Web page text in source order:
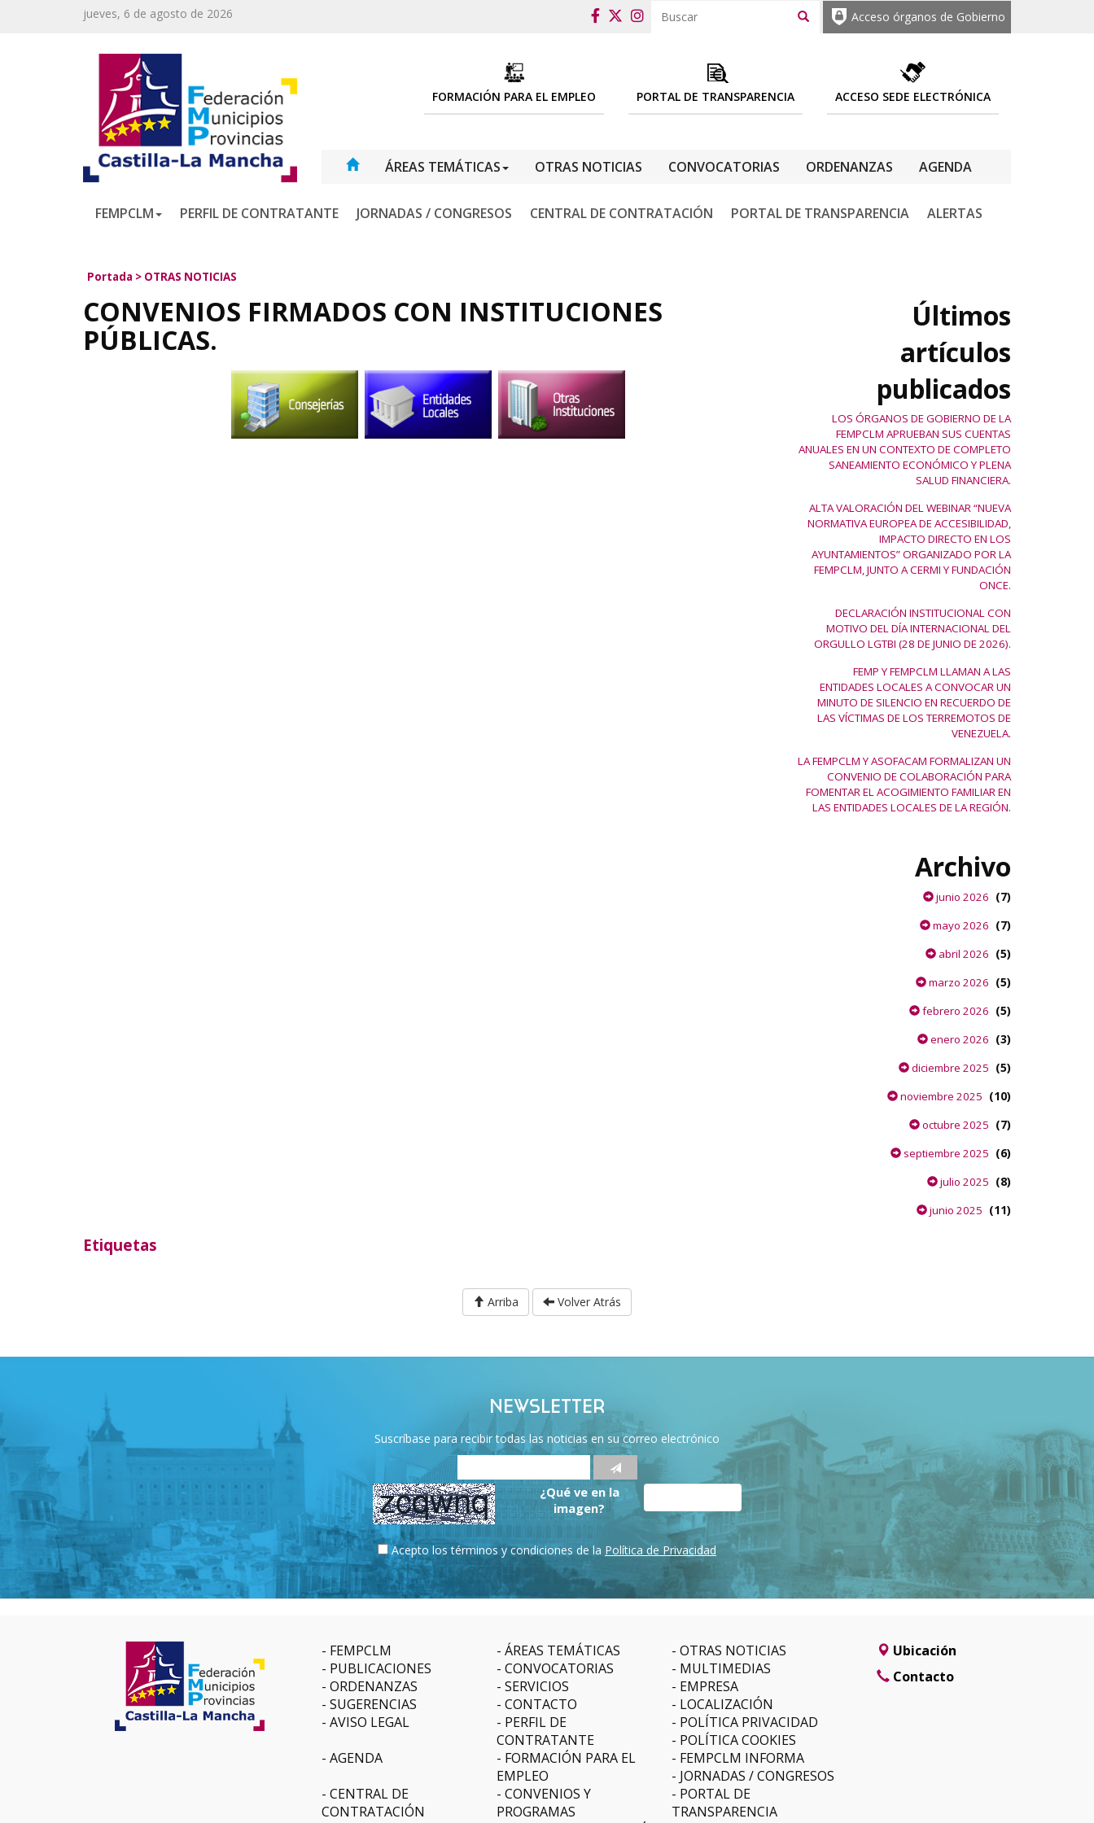
jueves, 6 de agosto de 2026 Acceso órganos de Gobierno
ACCESO SEDE ELECTRÓNICA
PORTAL DE TRANSPARENCIA
FORMACIÓN PARA EL EMPLEO
ÁREAS TEMÁTICAS OTRAS NOTICIAS CONVOCATORIAS ORDENANZAS AGENDA
FEMPCLM PERFIL DE CONTRATANTE JORNADAS / CONGRESOS CENTRAL DE CONTRATACIÓN PORTAL DE TRANSPARENCIA ALERTAS
Portada > OTRAS NOTICIAS
CONVENIOS FIRMADOS CON INSTITUCIONES
PÚBLICAS.
Últimos
artículos
publicados
LOS ÓRGANOS DE GOBIERNO DE LA
FEMPCLM APRUEBAN SUS CUENTAS
ANUALES EN UN CONTEXTO DE COMPLETO
SANEAMIENTO ECONÓMICO Y PLENA
SALUD FINANCIERA.
ALTA VALORACIÓN DEL WEBINAR “NUEVA
NORMATIVA EUROPEA DE ACCESIBILIDAD,
IMPACTO DIRECTO EN LOS
AYUNTAMIENTOS” ORGANIZADO POR LA
FEMPCLM, JUNTO A CERMI Y FUNDACIÓN
ONCE.
DECLARACIÓN INSTITUCIONAL CON
MOTIVO DEL DÍA INTERNACIONAL DEL
ORGULLO LGTBI (28 DE JUNIO DE 2026).
FEMP Y FEMPCLM LLAMAN A LAS
ENTIDADES LOCALES A CONVOCAR UN
MINUTO DE SILENCIO EN RECUERDO DE
LAS VÍCTIMAS DE LOS TERREMOTOS DE
VENEZUELA.
LA FEMPCLM Y ASOFACAM FORMALIZAN UN
CONVENIO DE COLABORACIÓN PARA
FOMENTAR EL ACOGIMIENTO FAMILIAR EN
LAS ENTIDADES LOCALES DE LA REGIÓN.
Archivo
junio 2026 (7)
mayo 2026 (7)
abril 2026 (5)
marzo 2026 (5)
febrero 2026 (5)
enero 2026 (3)
diciembre 2025 (5)
noviembre 2025 (10)
octubre 2025 (7)
septiembre 2025 (6)
julio 2025 (8)
junio 2025 (11)
Etiquetas
Arriba Volver Atrás
NEWSLETTER
Suscríbase para recibir todas las noticias en su correo electrónico
¿Qué ve en la
imagen?
Acepto los términos y condiciones de la Política de Privacidad
FEMPCLM ÁREAS TEMÁTICAS
OTRAS NOTICIAS
PUBLICACIONES
CONVOCATORIAS
MULTIMEDIAS
ORDENANZAS
SERVICIOS
EMPRESA
SUGERENCIAS
CONTACTO
LOCALIZACIÓN
AVISO LEGAL
PERFIL DE
CONTRATANTE
POLÍTICA PRIVACIDAD
POLÍTICA COOKIES
AGENDA
FORMACIÓN PARA EL
EMPLEO
FEMPCLM INFORMA
JORNADAS / CONGRESOS
CENTRAL DE
CONTRATACIÓN
CONVENIOS Y
PROGRAMAS
PORTAL DE
TRANSPARENCIA
Ubicación
Contacto